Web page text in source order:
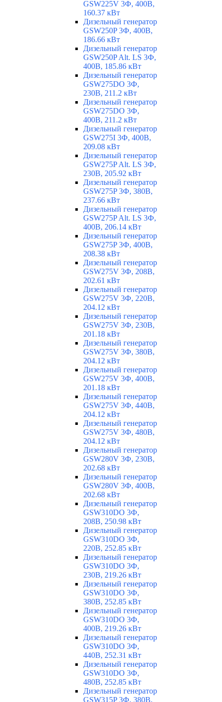
GSW225V 3Ф, 400В,
160.37 кВт
Дизельный генератор
GSW250P 3Ф, 400В,
186.66 кВт
Дизельный генератор
GSW250P Alt. LS 3Ф,
400В, 185.86 кВт
Дизельный генератор
GSW275DO 3Ф,
230В, 211.2 кВт
Дизельный генератор
GSW275DO 3Ф,
400В, 211.2 кВт
Дизельный генератор
GSW275I 3Ф, 400В,
209.08 кВт
Дизельный генератор
GSW275P Alt. LS 3Ф,
230В, 205.92 кВт
Дизельный генератор
GSW275P 3Ф, 380В,
237.66 кВт
Дизельный генератор
GSW275P Alt. LS 3Ф,
400В, 206.14 кВт
Дизельный генератор
GSW275P 3Ф, 400В,
208.38 кВт
Дизельный генератор
GSW275V 3Ф, 208В,
202.61 кВт
Дизельный генератор
GSW275V 3Ф, 220В,
204.12 кВт
Дизельный генератор
GSW275V 3Ф, 230В,
201.18 кВт
Дизельный генератор
GSW275V 3Ф, 380В,
204.12 кВт
Дизельный генератор
GSW275V 3Ф, 400В,
201.18 кВт
Дизельный генератор
GSW275V 3Ф, 440В,
204.12 кВт
Дизельный генератор
GSW275V 3Ф, 480В,
204.12 кВт
Дизельный генератор
GSW280V 3Ф, 230В,
202.68 кВт
Дизельный генератор
GSW280V 3Ф, 400В,
202.68 кВт
Дизельный генератор
GSW310DO 3Ф,
208В, 250.98 кВт
Дизельный генератор
GSW310DO 3Ф,
220В, 252.85 кВт
Дизельный генератор
GSW310DO 3Ф,
230В, 219.26 кВт
Дизельный генератор
GSW310DO 3Ф,
380В, 252.85 кВт
Дизельный генератор
GSW310DO 3Ф,
400В, 219.26 кВт
Дизельный генератор
GSW310DO 3Ф,
440В, 252.31 кВт
Дизельный генератор
GSW310DO 3Ф,
480В, 252.85 кВт
Дизельный генератор
GSW315P 3Ф, 380В,